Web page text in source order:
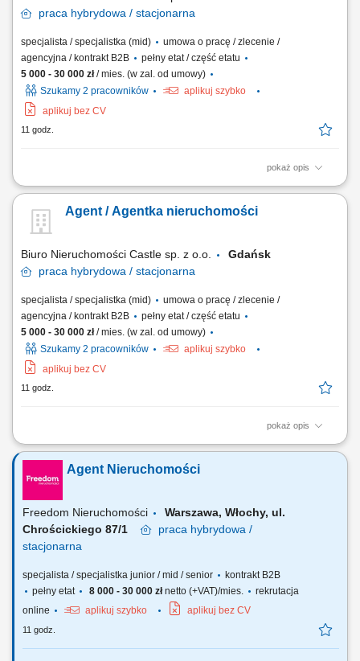
praca hybrydowa / stacjonarna
specjalista / specjalistka (mid)
umowa o pracę / zlecenie /
agencyjna / kontrakt B2B
pełny etat / część etatu
5 000 - 30 000 zł/ mies. (w zal. od umowy)
Szukamy 2 pracowników
aplikuj szybko
aplikuj bez CV
11 godz.
pokaż opis
Nie szukamy pracownika. Szukamy osoby, która chce zarabiać ! Jeżeli
Klienta lub branży nieruchomości i czujesz swój potencjał – to
przeczytaj do końca. To nie jest oferta dla każdego. Nie będziemy
Agent / Agentka nieruchomości
Biuro Nieruchomości Castle sp. z o.o.
Gdańsk
praca hybrydowa / stacjonarna
specjalista / specjalistka (mid)
umowa o pracę / zlecenie /
agencyjna / kontrakt B2B
pełny etat / część etatu
5 000 - 30 000 zł/ mies. (w zal. od umowy)
Szukamy 2 pracowników
aplikuj szybko
aplikuj bez CV
11 godz.
pokaż opis
Nie szukamy pracownika. Szukamy osoby, która chce zarabiać ! Jeżeli
masz za sobą doświadczenie w sprzedaży, negocjacjach, obsłudze
Klienta lub branży nieruchomości i czujesz swój potencjał – to
przeczytaj do końca. To nie jest oferta dla każdego. Nie będziemy
przekonywać Cię, że...
Agent Nieruchomości
Freedom Nieruchomości
Warszawa, Włochy, ul.
Chrościckiego 87/1
praca hybrydowa /
stacjonarna
specjalista / specjalistka junior / mid / senior
kontrakt B2B
pełny etat
8 000 - 30 000 złnetto (+VAT)/mies.
rekrutacja
online
aplikuj szybko aplikuj bez CV
11 godz.